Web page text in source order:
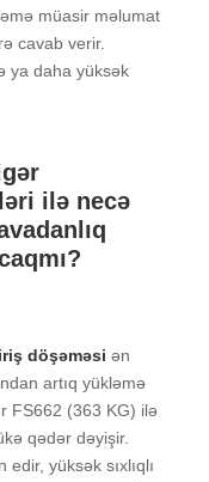
müasir məlumat
cavab verir.
ya daha yüksək
ilə necə
döşəməsi ən
artıq yükləmə
FS662 (363 KG) ilə
qədər dəyişir.
yüksək sıxlıqlı